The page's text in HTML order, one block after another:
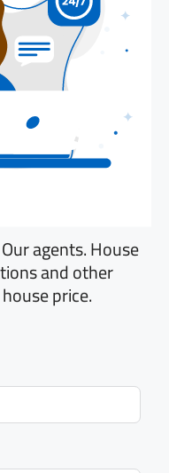
agents. House
and other
price.